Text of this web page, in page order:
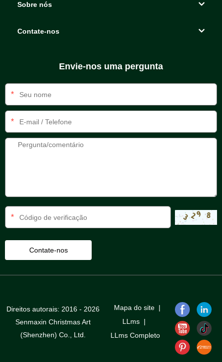
Sobre nós
Contate-nos
Envie-nos uma pergunta
*
*
*
Direitos autorais: 2016 - 2026
Senmaxin Christmas Art
(Shenzhen) Co., Ltd.
Mapa do site|
LLms |
LLms Completo